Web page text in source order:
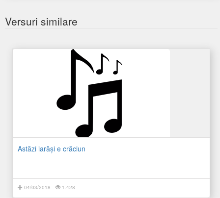
Versuri similare
Astăzi iarăşi e crăciun
04/03/2018 1.428